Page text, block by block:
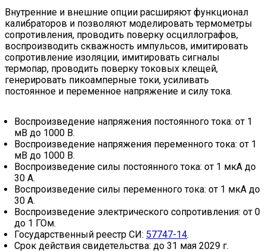
Внутренние и внешние опции расширяют функционал
калибраторов и позволяют моделировать термометры
сопротивления, проводить поверку осциллографов,
воспроизводить скважность импульсов, имитировать
сопротивление изоляции, имитировать сигналы
термопар, проводить поверку токовых клещей,
генерировать пикоамперные токи, усиливать
постоянное и переменное напряжение и силу тока.
Воспроизведение напряжения постоянного тока: от 1
мВ до 1000 В.
Воспроизведение напряжения переменного тока: от 1
мВ до 1000 В.
Воспроизведение силы постоянного тока: от 1 мкА до
30 А.
Воспроизведение силы переменного тока: от 1 мкА до
30 А.
Воспроизведение электрического сопротивления: от 0
до 1 ГОм.
Государственный реестр СИ: 57747-14.
Срок действия свидетельства: до 31 мая 2029 г.